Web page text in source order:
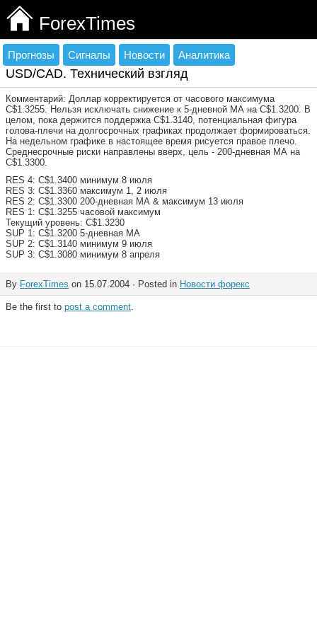
ForexTimes
Прогнозы Сигналы Новости Аналитика
USD/CAD. Технический взгляд
Комментарий: Доллар корректируется от часового максимума
C$1.3255. Нельзя исключать снижение к 5-дневной МА на C$1.3200. В
целом, пока держится поддержка C$1.3140, потенциальная фигура
голова-плечи на долгосрочных графиках продолжает формироваться.
На недельном графике в настоящее время рисуется правое плечо.
Среднесрочные риски направлены вверх, цель - 200-дневная МА на
C$1.3300.
RES 4: C$1.3400 минимум 8 июля
RES 3: C$1.3360 максимум 1, 2 июля
RES 2: C$1.3300 200-дневная МА & максимум 13 июля
RES 1: C$1.3255 часовой максимум
Текущий уровень: C$1.3230
SUP 1: C$1.3200 5-дневная МА
SUP 2: C$1.3140 минимум 9 июля
SUP 3: C$1.3080 минимум 8 апреля
By ForexTimes on 15.07.2004 · Posted in Новости форекс
Be the first to post a comment.